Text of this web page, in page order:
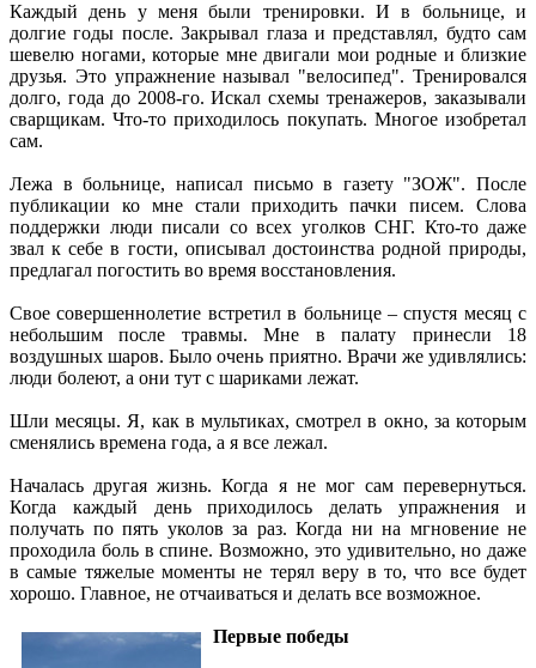
Каждый день у меня были тренировки. И в больнице, и
долгие годы после. Закрывал глаза и представлял, будто сам
шевелю ногами, которые мне двигали мои родные и близкие
друзья. Это упражнение называл "велосипед". Тренировался
долго, года до 2008-го. Искал схемы тренажеров, заказывали
сварщикам. Что-то приходилось покупать. Многое изобретал
сам.
Лежа в больнице, написал письмо в газету "ЗОЖ". После
публикации ко мне стали приходить пачки писем. Слова
поддержки люди писали со всех уголков СНГ. Кто-то даже
звал к себе в гости, описывал достоинства родной природы,
предлагал погостить во время восстановления.
Свое совершеннолетие встретил в больнице – спустя месяц с
небольшим после травмы. Мне в палату принесли 18
воздушных шаров. Было очень приятно. Врачи же удивлялись:
люди болеют, а они тут с шариками лежат.
Шли месяцы. Я, как в мультиках, смотрел в окно, за которым
сменялись времена года, а я все лежал.
Началась другая жизнь. Когда я не мог сам перевернуться.
Когда каждый день приходилось делать упражнения и
получать по пять уколов за раз. Когда ни на мгновение не
проходила боль в спине. Возможно, это удивительно, но даже
в самые тяжелые моменты не терял веру в то, что все будет
хорошо. Главное, не отчаиваться и делать все возможное.
Первые победы